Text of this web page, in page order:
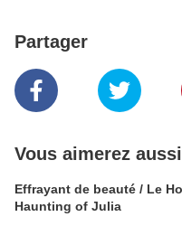
Partager
Vous aimerez aussi
Effrayant de beauté / Le Horla Vs. The
Haunting of Julia